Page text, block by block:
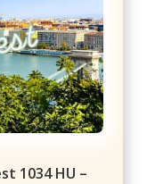
1034 HU –